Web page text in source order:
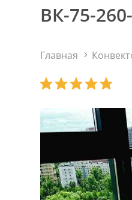
ВК-75-
Главная